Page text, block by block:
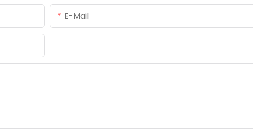
E-Mail